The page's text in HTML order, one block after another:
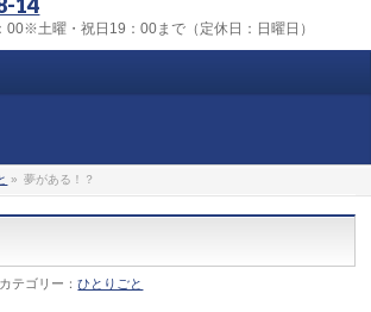
00※土曜・祝日19：00まで（定休日：日曜日）
» 夢がある！？
テゴリー：ひとりごと